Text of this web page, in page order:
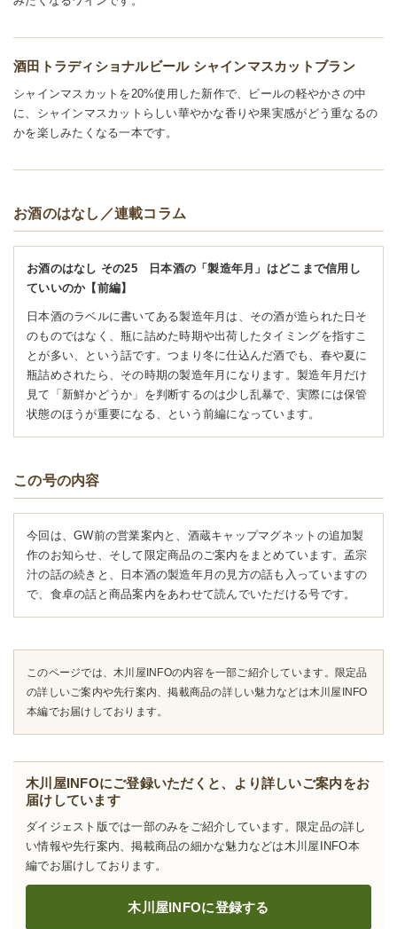
酒田トラディショナルビール シャインマスカットブラン
シャインマスカットを20%使用した新作で、ビールの軽やかさの中
に、シャインマスカットらしい華やかな香りや果実感がどう重なるの
かを楽しみたくなる一本です。
お酒のはなし／連載コラム
お酒のはなし その25 日本酒の「製造年月」はどこまで信用し
ていいのか【前編】
日本酒のラベルに書いてある製造年月は、その酒が造られた日そ
のものではなく、瓶に詰めた時期や出荷したタイミングを指すこ
とが多い、という話です。つまり冬に仕込んだ酒でも、春や夏に
瓶詰めされたら、その時期の製造年月になります。製造年月だけ
見て「新鮮かどうか」を判断するのは少し乱暴で、実際には保管
状態のほうが重要になる、という前編になっています。
この号の内容
今回は、GW前の営業案内と、酒蔵キャップマグネットの追加製
作のお知らせ、そして限定商品のご案内をまとめています。孟宗
汁の話の続きと、日本酒の製造年月の見方の話も入っていますの
で、食卓の話と商品案内をあわせて読んでいただける号です。
このページでは、木川屋INFOの内容を一部ご紹介しています。限定品
の詳しいご案内や先行案内、掲載商品の詳しい魅力などは木川屋INFO
本編でお届けしております。
木川屋INFOにご登録いただくと、より詳しいご案内をお
届けしています
ダイジェスト版では一部のみをご紹介しています。限定品の詳し
い情報や先行案内、掲載商品の細かな魅力などは木川屋INFO本
編でお届けしております。
木川屋INFOに登録する